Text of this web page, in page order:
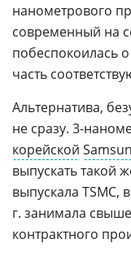
нанометрового
современный на
побеспокоилась
часть
Альтернатива,
не сразу. 3-
корейской
выпускать такой
выпускала TSMC,
г. занимала
контрактного